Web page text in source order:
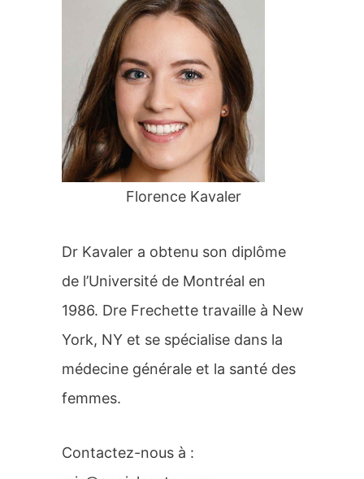
:
Florence Kavaler
Dr Kavaler a obtenu son diplôme
de l’Université de Montréal en
1986. Dre Frechette travaille à New
York, NY et se spécialise dans la
médecine générale et la santé des
femmes.
Contactez-nous à :